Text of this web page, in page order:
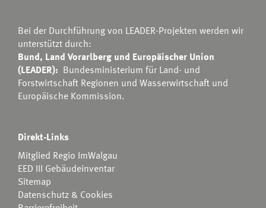
Bei der Durchführung von LEADER-Projekten werden wir
unterstützt durch:
Bund, Land Vorarlberg und Europäischer Union
(LEADER): Bundesministerium für Land- und
Forstwirtschaft Regionen und Wasserwirtschaft und
Europäische Kommission.
Direkt-Links
Mitglied Regio ImWalgau
EED III Gebäudeinventar
Sitemap
Datenschutz & Cookies